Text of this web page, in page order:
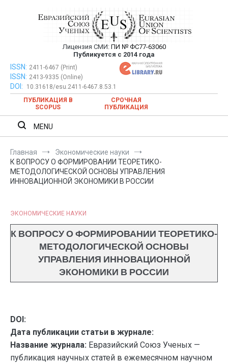
Евразийский Союз Ученых —
публикация научных статей в
ежемесячном научном журнале
Лицензия СМИ: ПИ № ФС77-63060
Публикуется с 2014 года
Евразийский Союз Ученых — публикация научных статей в
ежемесячном научном журнале
ISSN: 2411-6467 (Print)
ISSN: 2413-9335 (Online)
DOI:
10.31618/esu.2411-6467.8.53.1
ПУБЛИКАЦИЯ В
SCOPUS
СРОЧНАЯ
ПУБЛИКАЦИЯ
MENU
Главная
Экономические науки
К ВОПРОСУ О ФОРМИРОВАНИИ ТЕОРЕТИКО-
МЕТОДОЛОГИЧЕСКОЙ ОСНОВЫ УПРАВЛЕНИЯ
ИННОВАЦИОННОЙ ЭКОНОМИКИ В РОССИИ
ЭКОНОМИЧЕСКИЕ НАУКИ
К ВОПРОСУ О ФОРМИРОВАНИИ ТЕОРЕТИКО-
МЕТОДОЛОГИЧЕСКОЙ ОСНОВЫ
УПРАВЛЕНИЯ ИННОВАЦИОННОЙ
ЭКОНОМИКИ В РОССИИ
DOI:
Дата публикации статьи в журнале:
Название журнала: Евразийский Союз Ученых —
публикация научных статей в ежемесячном научном